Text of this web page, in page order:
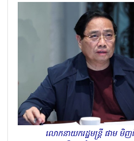
លោកនាយករដ្ឋមន្ត្រី ផាម មិ